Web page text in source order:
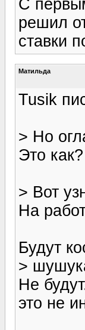
С
решил
ставки
Матильда
Tusik
> Но
Это как?
> Вот
На
Будут
>
Не
это не